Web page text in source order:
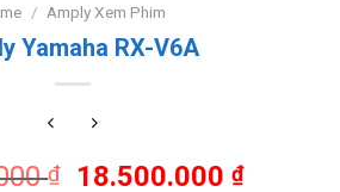
/ Amply Xem Phim
Yamaha RX-V6A
₫ 18.500.000 ₫